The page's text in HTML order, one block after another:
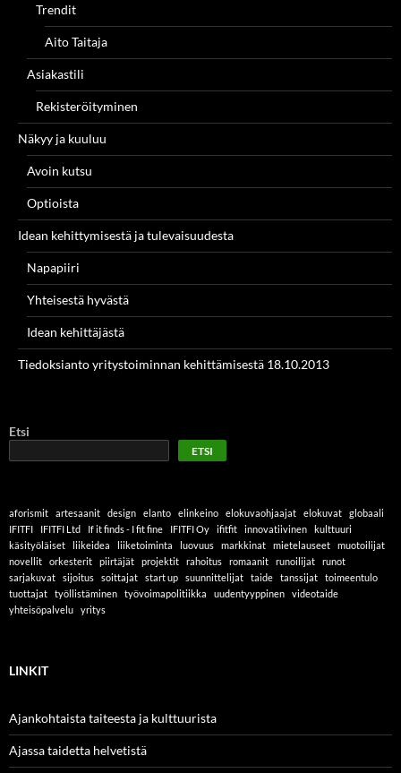
Trendit
Aito Taitaja
Asiakastili
Rekisteröityminen
Näkyy ja kuuluu
Avoin kutsu
Optioista
Idean kehittymisestä ja tulevaisuudesta
Napapiiri
Yhteisestä hyvästä
Idean kehittäjästä
Tiedoksianto yritystoiminnan kehittämisestä 18.10.2013
Etsi
ETSI
aforismit artesaanit design elanto elinkeino elokuvaohjaajat elokuvat
globaali
IFITFI
IFITFI Ltd If it finds - I fit fine IFITFI Oy ifitfit innovatiivinen
kulttuuri
käsityöläiset
liikeidea liiketoiminta luovuus markkinat mietelauseet
muotoilijat
novellit
orkesterit piirtäjät projektit rahoitus romaanit runoilijat
runot
sarjakuvat
sijoitus soittajat start up suunnittelijat taide tanssijat
toimeentulo
tuottajat
työllistäminen työvoimapolitiikka uudentyyppinen
videotaide
yhteisöpalvelu
yritys
LINKIT
Ajankohtaista taiteesta ja kulttuurista
Ajassa taidetta helvetistä